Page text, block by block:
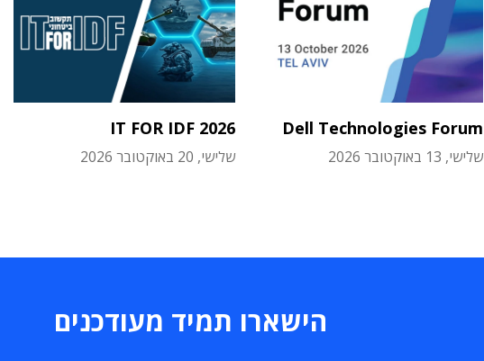
Dell Technologies Forum
שלישי, 13 באוקטובר 2026
IT FOR IDF 2026
שלישי, 20 באוקטובר 2026
הישארו תמיד מעודכנים